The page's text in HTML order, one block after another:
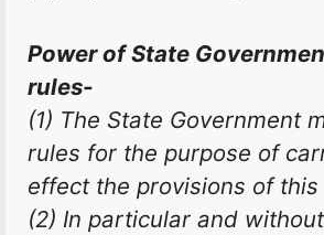
Power of State
rules-
(1) The State Government
rules for the purpose of
effect the provisions of this
(2) In particular and